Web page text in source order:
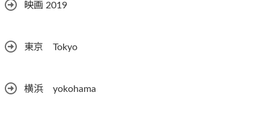
映画 2019
東京 Tokyo
横浜 yokohama